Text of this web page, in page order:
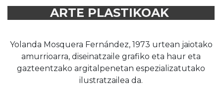
ARTE PLASTIKOAK
Yolanda Mosquera Fernández, 1973 urtean jaiotako
amurrioarra, diseinatzaile grafiko eta haur eta
gazteentzako argitalpenetan espezializatutako
ilustratzailea da.